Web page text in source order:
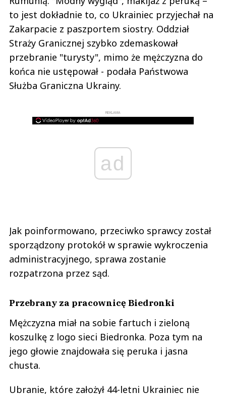
to jest dokładnie to, co Ukrainiec przyjechał na
Zakarpacie z paszportem siostry. Oddział
Straży Granicznej szybko zdemaskował
przebranie "turysty", mimo że mężczyzna do
końca nie ustępował - podała Państwowa
Służba Graniczna Ukrainy.
REKLAMA
ad
Jak poinformowano, przeciwko sprawcy został
sporządzony protokół w sprawie wykroczenia
administracyjnego, sprawa zostanie
rozpatrzona przez sąd.
Przebrany za pracownicę Biedronki
Mężczyzna miał na sobie fartuch i zieloną
koszulkę z logo sieci Biedronka. Poza tym na
jego głowie znajdowała się peruka i jasna
chusta.
Ubranie, które założył 44-letni Ukrainiec nie